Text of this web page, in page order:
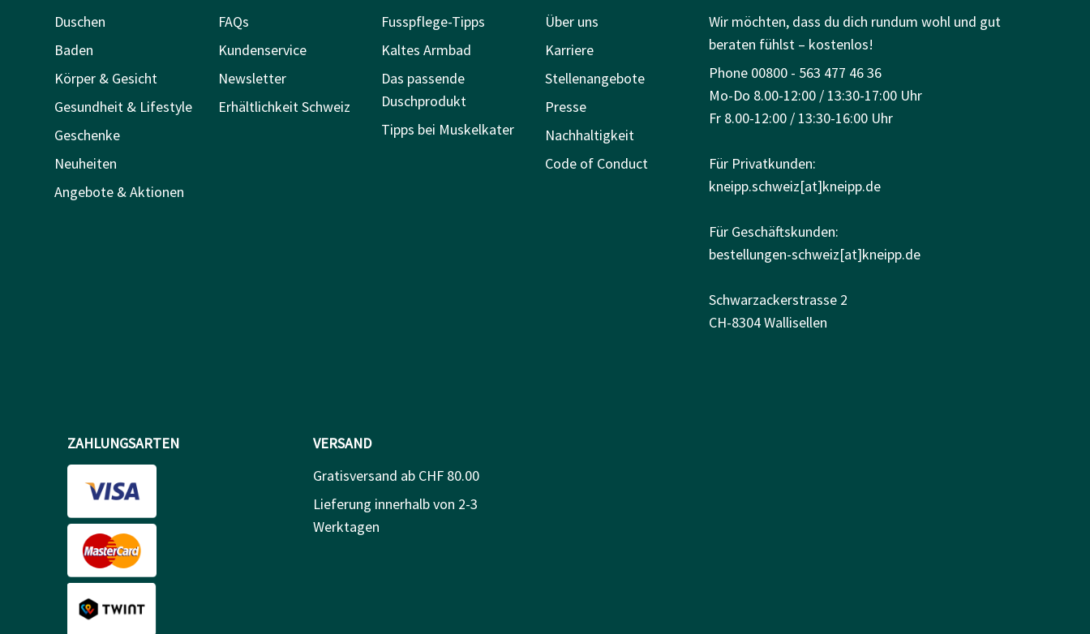
Duschen
Baden
Körper & Gesicht
Gesundheit & Lifestyle
Geschenke
Neuheiten
Angebote & Aktionen
FAQs
Kundenservice
Newsletter
Erhältlichkeit Schweiz
Fusspflege-Tipps
Kaltes Armbad
Das passende
Duschprodukt
Tipps bei Muskelkater
Über uns
Karriere
Stellenangebote
Presse
Nachhaltigkeit
Code of Conduct
Wir möchten, dass du dich rundum wohl und gut
beraten fühlst – kostenlos!
Phone 00800 - 563 477 46 36
Mo-Do 8.00-12:00 / 13:30-17:00 Uhr
Fr 8.00-12:00 / 13:30-16:00 Uhr
Für Privatkunden:
kneipp.schweiz[at]kneipp.de
Für Geschäftskunden:
bestellungen-schweiz[at]kneipp.de
Schwarzackerstrasse 2
CH-8304 Wallisellen
ZAHLUNGSARTEN
VERSAND
Gratisversand ab CHF 80.00
Lieferung innerhalb von 2-3
Werktagen